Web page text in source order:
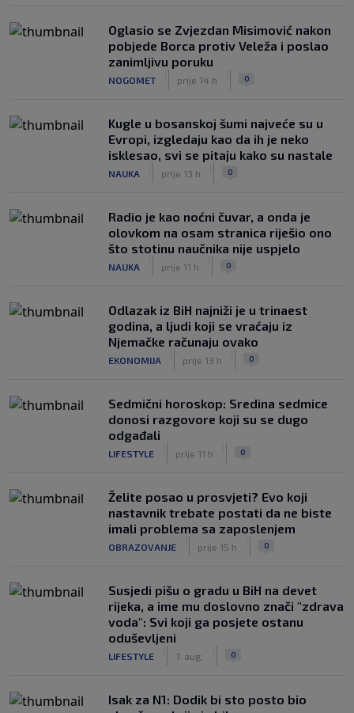
Oglasio se Zvjezdan Misimović nakon
pobjede Borca protiv Veleža i poslao
zanimljivu poruku
NOGOMET prije 14 h 0
Kugle u bosanskoj šumi najveće su u
Evropi, izgledaju kao da ih je neko
isklesao, svi se pitaju kako su nastale
NAUKA prije 13 h 0
Radio je kao noćni čuvar, a onda je
olovkom na osam stranica riješio ono
što stotinu naučnika nije uspjelo
NAUKA prije 11 h 0
Odlazak iz BiH najniži je u trinaest
godina, a ljudi koji se vraćaju iz
Njemačke računaju ovako
EKONOMIJA prije 13 h 0
Sedmični horoskop: Sredina sedmice
donosi razgovore koji su se dugo
odgađali
LIFESTYLE prije 11 h 0
Želite posao u prosvjeti? Evo koji
nastavnik trebate postati da ne biste
imali problema sa zaposlenjem
OBRAZOVANJE prije 15 h 0
Susjedi pišu o gradu u BiH na devet
rijeka, a ime mu doslovno znači "zdrava
voda": Svi koji ga posjete ostanu
oduševljeni
LIFESTYLE 7. aug. 0
Isak za N1: Dodik bi sto posto bio